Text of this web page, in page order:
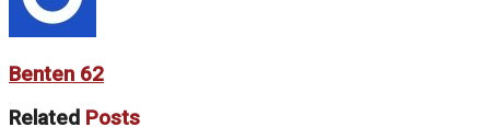
Benten 62
Related Posts